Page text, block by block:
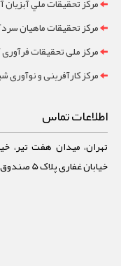
مرکز تحقيقات ماهيان
مرکز ملی تحقیقات
مرکز کارآفرینی و نوآوری
اطلاعات تماس
تهران، میدان هفت تیر،
خیابان غفاری پلاک 5 صندوق پستی: 15745-133 و کد پستی: 1588733111